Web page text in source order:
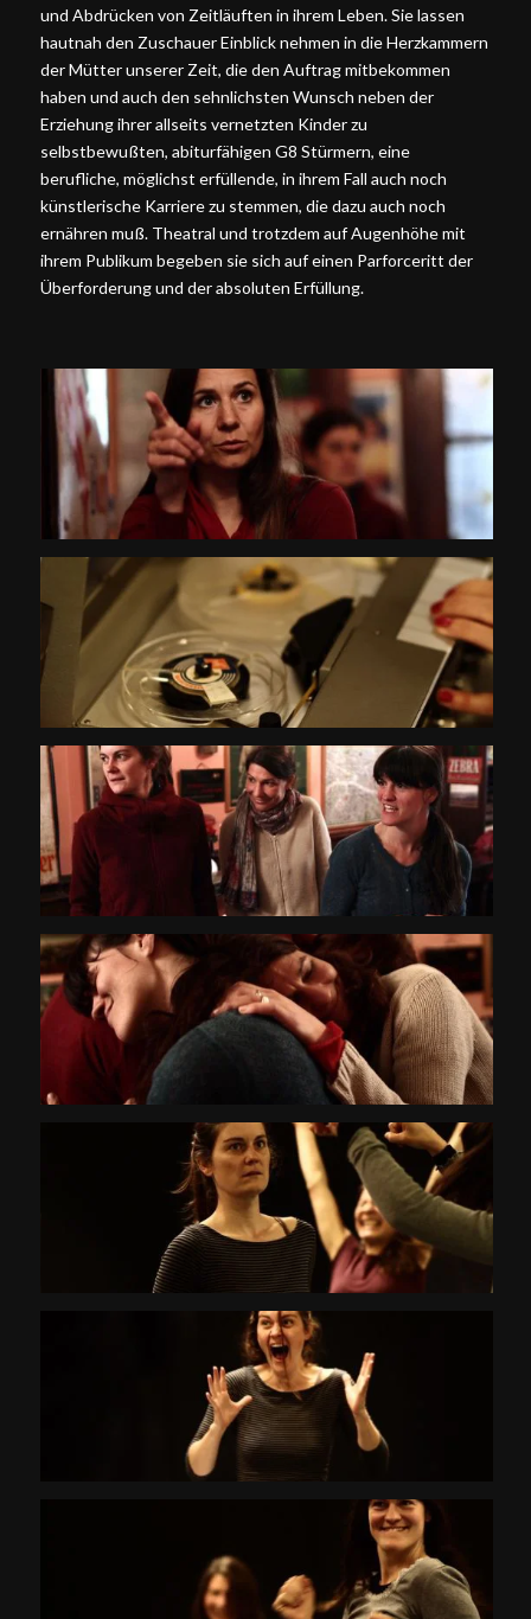
und Abdrücken von Zeitläuften in ihrem Leben. Sie lassen
hautnah den Zuschauer Einblick nehmen in die Herzkammern
der Mütter unserer Zeit, die den Auftrag mitbekommen
haben und auch den sehnlichsten Wunsch neben der
Erziehung ihrer allseits vernetzten Kinder zu
selbstbewußten, abiturfähigen G8 Stürmern, eine
berufliche, möglichst erfüllende, in ihrem Fall auch noch
künstlerische Karriere zu stemmen, die dazu auch noch
ernähren muß. Theatral und trotzdem auf Augenhöhe mit
ihrem Publikum begeben sie sich auf einen Parforceritt der
Überforderung und der absoluten Erfüllung.